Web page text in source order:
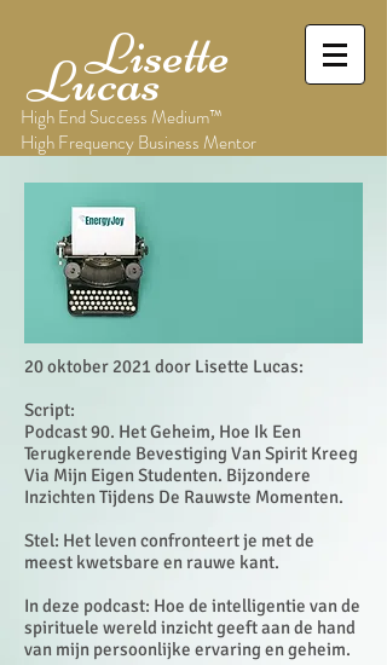
Lisette
Lucas
High End Success Medium™
High Frequency Business Mentor
20 oktober 2021 door Lisette Lucas:
Script:
Podcast 90. Het Geheim, Hoe Ik Een
Terugkerende Bevestiging Van Spirit Kreeg
Via Mijn Eigen Studenten. Bijzondere
Inzichten Tijdens De Rauwste Momenten.
Stel: Het leven confronteert je met de
meest kwetsbare en rauwe kant.
In deze podcast: Hoe de intelligentie van de
spirituele wereld inzicht geeft aan de hand
van mijn persoonlijke ervaring en geheim.